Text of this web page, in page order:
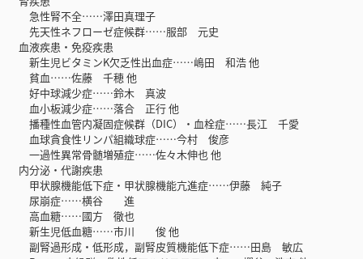
急性腎不全……澤田真理子
先天性ネフローゼ症候群……服部 元史
血液疾患・免疫疾患
新生児ビタミンK欠乏性出血症……嶋田 和浩 他
貧血……佐藤 千穂 他
好中球減少症……鈴木 真波
血小板減少症……落合 正行 他
播種性血管内凝固症候群（DIC）・血栓症……長江 千愛
血球貪食性リンパ組織球症……今村 俊彦
一過性異常骨髄増殖症……佐々木伸也 他
内分泌・代謝疾患
甲状腺機能低下症・甲状腺機能亢進症……伊藤 純子
尿崩症……横谷 進
高血糖……國方 徹也
新生児低血糖……市川 俊 他
副腎過形成・低形成，副腎皮質機能低下症……田島 敏広